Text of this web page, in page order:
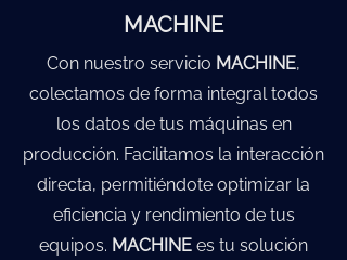
MACHINE
Con nuestro servicio MACHINE,
colectamos de forma integral todos
los datos de tus máquinas en
producción. Facilitamos la interacción
directa, permitiéndote optimizar la
eficiencia y rendimiento de tus
equipos. MACHINE es tu solución